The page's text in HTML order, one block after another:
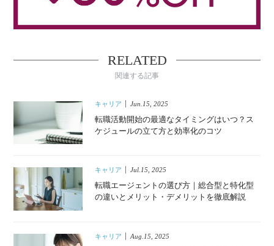
RELATED
関連する記事
キャリア Jun.15, 2025
転職活動開始の最適なタイミングはいつ？ス
ケジュールの立て方と効率化のコツ
キャリア Jul.15, 2025
転職エージェントの選び方｜総合型と特化型
の違いとメリット・デメリットを徹底解説
キャリア Aug.15, 2025